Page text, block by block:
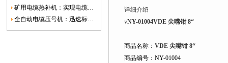
矿用电缆热补机：实现电缆故障修复的高效装置
全自动电缆压号机：迅速标识电缆的利器
详细介绍
vNY-01004VDE 尖嘴钳 8“
商品名称： VDE 尖嘴钳 8“
商品编号：NY-01004